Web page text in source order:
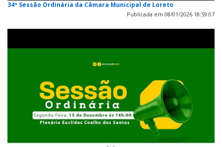
34ª Sessão Ordinária da Câmara Municipal de Loreto
Publicada em 08/01/2026 18:59:07